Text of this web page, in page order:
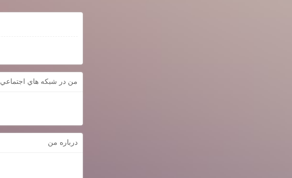
من در شبكه هاي اجتماعي
درباره من